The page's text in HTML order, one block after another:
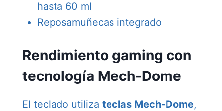
hasta 60 ml
Reposamuñecas integrado
Rendimiento gaming con
tecnología Mech-Dome
El teclado utiliza teclas Mech-Dome,